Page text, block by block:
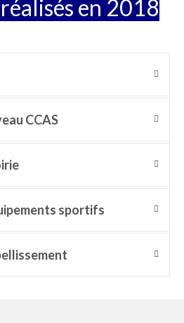
en 2018
CCAS
sportifs